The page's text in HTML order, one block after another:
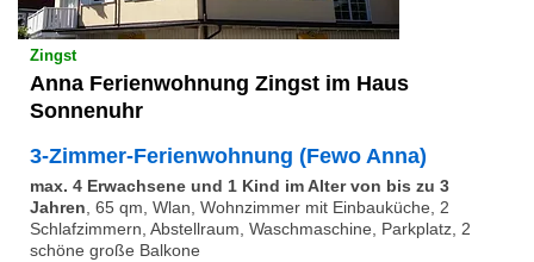
Zingst
Anna Ferienwohnung Zingst im Haus
Sonnenuhr
3-Zimmer-Ferienwohnung (Fewo Anna)
max. 4 Erwachsene und 1 Kind im Alter von bis zu 3
Jahren, 65 qm, Wlan, Wohnzimmer mit Einbauküche, 2
Schlafzimmern, Abstellraum, Waschmaschine, Parkplatz, 2
schöne große Balkone